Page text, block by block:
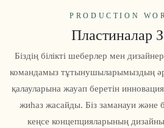
PRODUCTION
Пластиналар
Біздің білікті шеберлер мен
командамыз тұтынушыларымыздың
қалауларына жауап беретін
жиһаз жасайды. Біз заманауи және
кеңсе концепцияларының